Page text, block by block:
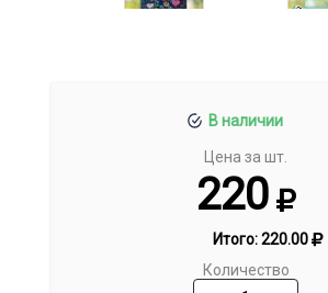
В наличии
Цена за шт.
220
Итого:220.00
Количество